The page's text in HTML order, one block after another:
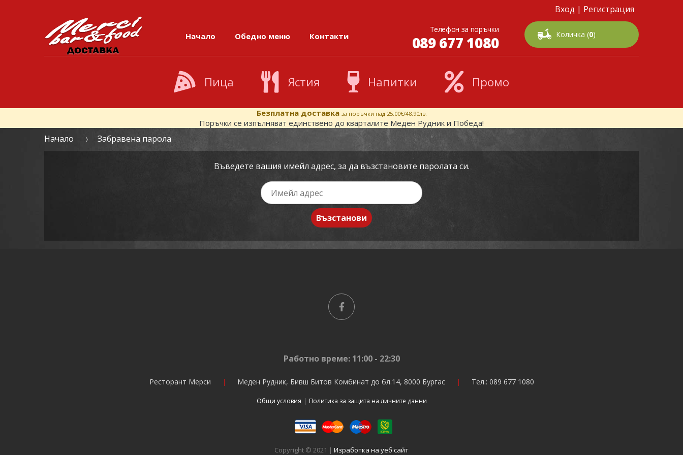
Вход | Регистрация
Skip to navigation
Skip to content
Начало Обедно меню Контакти
Телефон за поръчки
089 677 1080 Количка (0)
Пица Ястия Напитки Промо
Безплатна доставка за поръчки над 25.00€/48.90лв.
Поръчки се изпълняват единствено до кварталите Меден Рудник и Победа!
Начало Забравена парола
Въведете вашия имейл адрес, за да възстановите паролата си.
Възстанови
Работно време: 11:00 - 22:30
Ресторант Мерси Меден Рудник, Бивш Битов Комбинат до бл.14, 8000 Бургас Тел.: 089 677 1080
Общи условия | Политика за защита на личните данни
Copyright © 2021 | Изработка на уеб сайт